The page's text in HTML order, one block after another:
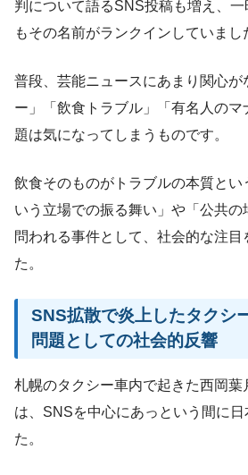
判について語るSNS投稿も増え、
もその名前がランクインしていまし
普段、芸能ニュースにあまり関心が
ー」「飲食トラブル」「有名人の
題は気になってしまうものです。
飲食そのものがトラブルの本質とい
いう立場での振る舞い」や「公共
問われる事件として、社会的な注目
た。
SNS拡散で炎上したタクシ
問題としての社会的反響
札幌のタクシー車内で起きた西岡
は、SNSを中心にあっという間に
た。